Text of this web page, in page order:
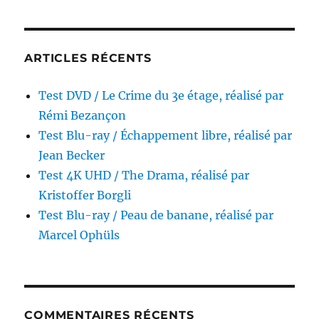
ARTICLES RÉCENTS
Test DVD / Le Crime du 3e étage, réalisé par
Rémi Bezançon
Test Blu-ray / Échappement libre, réalisé par
Jean Becker
Test 4K UHD / The Drama, réalisé par
Kristoffer Borgli
Test Blu-ray / Peau de banane, réalisé par
Marcel Ophüls
COMMENTAIRES RÉCENTS